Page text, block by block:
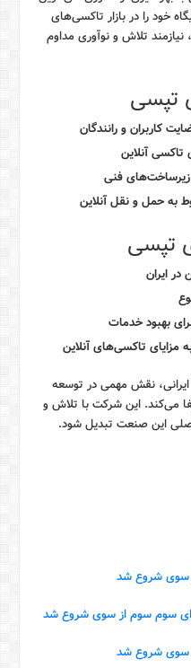
خود را در بازار تاکسی‌های
نیازمند تلاش و نوآوری مداوم
تپسی
کاربران و رانندگان
آنلاین
زیرساخت‌های فنی
به حمل و نقل آنلاین
تپسی
ایران
بهبود خدمات
تاکسی‌های آنلاین
نقش مهمی در توسعه
می‌کند. این شرکت با تلاش و
اصلی این صنعت تبدیل شود.
سوی شروع شد
سوم سوم از سوی شروع شد
سوی شروع شد